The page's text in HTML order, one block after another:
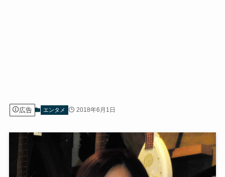
広告 エンタメ 2018年6月1日